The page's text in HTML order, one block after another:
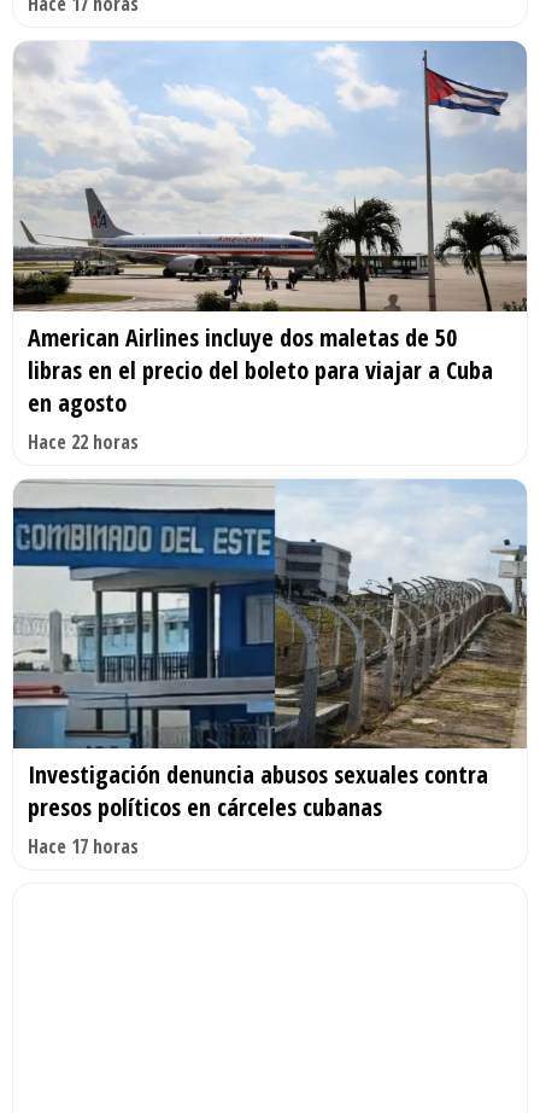
American Airlines incluye dos maletas de 50
libras en el precio del boleto para viajar a Cuba
en agosto
Hace 22 horas
Investigación denuncia abusos sexuales contra
presos políticos en cárceles cubanas
Hace 17 horas